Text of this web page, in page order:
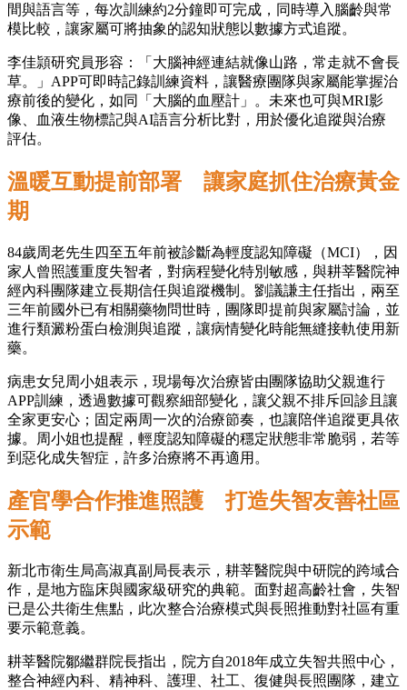
間與語言等，每次訓練約2分鐘即可完成，同時導入腦齡與常
模比較，讓家屬可將抽象的認知狀態以數據方式追蹤。
李佳頴研究員形容：「大腦神經連結就像山路，常走就不會長
草。」APP可即時記錄訓練資料，讓醫療團隊與家屬能掌握治
療前後的變化，如同「大腦的血壓計」。未來也可與MRI影
像、血液生物標記與AI語言分析比對，用於優化追蹤與治療
評估。
溫暖互動提前部署 讓家庭抓住治療黃金
期
84歲周老先生四至五年前被診斷為輕度認知障礙（MCI），因
家人曾照護重度失智者，對病程變化特別敏感，與耕莘醫院神
經內科團隊建立長期信任與追蹤機制。劉議謙主任指出，兩至
三年前國外已有相關藥物問世時，團隊即提前與家屬討論，並
進行類澱粉蛋白檢測與追蹤，讓病情變化時能無縫接軌使用新
藥。
病患女兒周小姐表示，現場每次治療皆由團隊協助父親進行
APP訓練，透過數據可觀察細部變化，讓父親不排斥回診且讓
全家更安心；固定兩周一次的治療節奏，也讓陪伴追蹤更具依
據。周小姐也提醒，輕度認知障礙的穩定狀態非常脆弱，若等
到惡化成失智症，許多治療將不再適用。
產官學合作推進照護 打造失智友善社區
示範
新北市衛生局高淑真副局長表示，耕莘醫院與中研院的跨域合
作，是地方臨床與國家級研究的典範。面對超高齡社會，失智
已是公共衛生焦點，此次整合治療模式與長照推動對社區有重
要示範意義。
耕莘醫院鄒繼群院長指出，院方自2018年成立失智共照中心，
整合神經內科、精神科、護理、社工、復健與長照團隊，建立